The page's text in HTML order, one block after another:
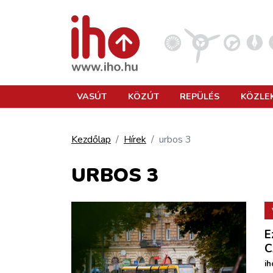
REPÜLÉS
KÖZLEKEDÉSFEJLESZTÉS
ELLÁTÁSI LÁNC
VASÚT KÖZÚT REPÜLÉS
Kezdőlap Hírek urbos 3
URBOS 3